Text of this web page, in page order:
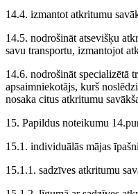
14.4. izmantot atkritumu
14.5. nodrošināt atsevišķu
savu transportu, izmantojot
14.6. nodrošināt specializētā
apsaimniekotājs, kurš
nosaka citus atkritumu
15. Papildus noteikumu
15.1. individuālās mājas
15.1.1. sadzīves atkritumu